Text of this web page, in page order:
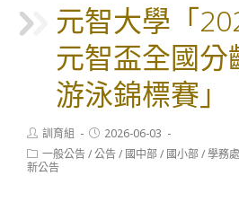
元智大學「
元智盃全國分
游泳錦標賽」
Post
author:
訓育組
Post
published:
2026-06-03
Post
category:
一般公告/公告/ 國中部/ 國小部/學務
新公告